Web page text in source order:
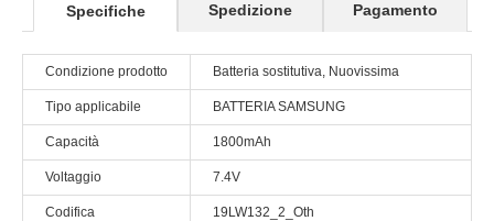
Specifiche Spedizione Pagamento
Condizione prodotto Batteria sostitutiva, Nuovissima
Tipo applicabile BATTERIA SAMSUNG
Capacità 1800mAh
Voltaggio 7.4V
Codifica 19LW132_2_Oth